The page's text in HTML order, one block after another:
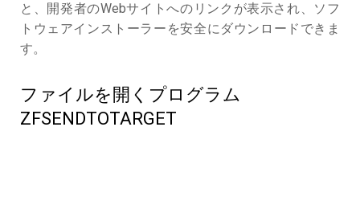
と、開発者のWebサイトへのリンクが表示され、ソフ
トウェアインストーラーを安全にダウンロードできま
す。
ファイルを開くプログラム
ZFSENDTOTARGET